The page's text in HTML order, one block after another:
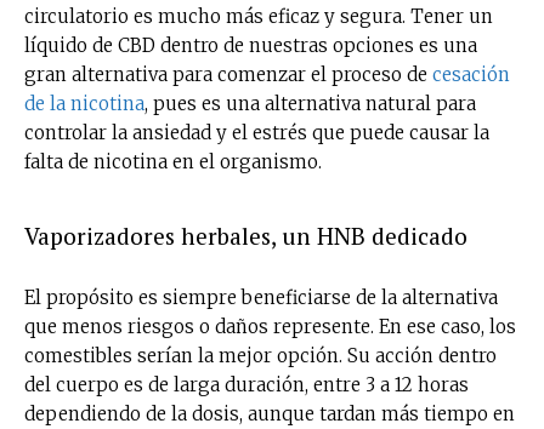
circulatorio es mucho más eficaz y segura. Tener un
líquido de CBD dentro de nuestras opciones es una
gran alternativa para comenzar el proceso de cesación
de la nicotina, pues es una alternativa natural para
controlar la ansiedad y el estrés que puede causar la
falta de nicotina en el organismo.
Vaporizadores herbales, un HNB dedicado
El propósito es siempre beneficiarse de la alternativa
que menos riesgos o daños represente. En ese caso, los
comestibles serían la mejor opción. Su acción dentro
del cuerpo es de larga duración, entre 3 a 12 horas
dependiendo de la dosis, aunque tardan más tiempo en